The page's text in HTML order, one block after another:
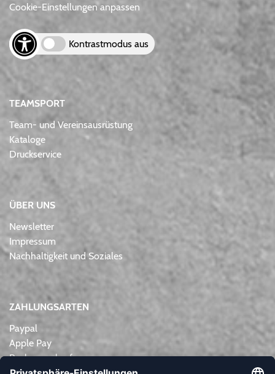
Cookie-Einstellungen anpassen
Kontrastmodus aus
TEAMSPORT
Team- und Vereinsausrüstung
Kataloge
Druckservice
ÜBER UNS
Newsletter
Impressum
Nachhaltigkeit und Soziales
ZAHLUNGSARTEN
Paypal
Apple Pay
Rechnungskauf